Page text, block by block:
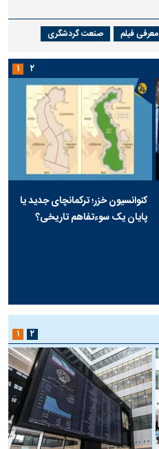
معرفی فیلم صنعت گردشگری
کنوانسیون خزر؛ ترکمانچای جدید یا
پایان یک سوءتفاهم تاریخی؟
۱ ۲
۱ ۲